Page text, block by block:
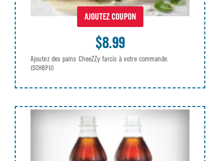
AJOUTEZ COUPON
$8.99
Ajoutez des pains CheeZZy farcis à votre commande.
(SCHBPU)